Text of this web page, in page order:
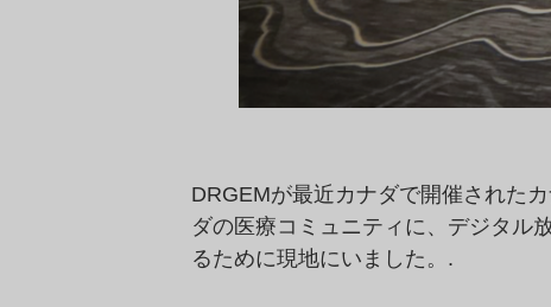
DRGEMが最近カナダで開催された
ダの医療コミュニティに、デジタル
るために現地にいました。.